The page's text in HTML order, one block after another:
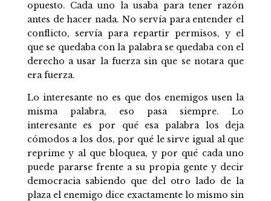
opuesto. Cada uno la usaba para tener razón
antes de hacer nada. No servía para entender el
conflicto, servía para repartir permisos, y el
que se quedaba con la palabra se quedaba con el
derecho a usar la fuerza sin que se notara que
era fuerza.
Lo interesante no es que dos enemigos usen la
misma palabra, eso pasa siempre. Lo
interesante es por qué esa palabra los deja
cómodos a los dos, por qué le sirve igual al que
reprime y al que bloquea, y por qué cada uno
puede pararse frente a su propia gente y decir
democracia sabiendo que del otro lado de la
plaza el enemigo dice exactamente lo mismo sin